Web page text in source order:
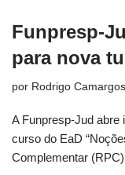
Funpresp-
para nova
por Rodrigo
A Funpresp-Jud abre
curso do EaD
Complementar